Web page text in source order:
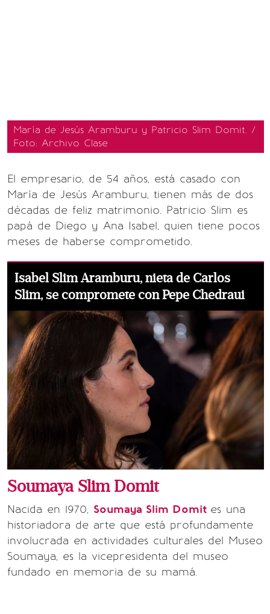
María de Jesús Aramburu y Patricio Slim Domit. /
Foto: Archivo Clase
El empresario, de 54 años, está casado con
María de Jesús Aramburu, tienen más de dos
décadas de feliz matrimonio. Patricio Slim es
papá de Diego y Ana Isabel, quien tiene pocos
meses de haberse comprometido.
Isabel Slim Aramburu, nieta de Carlos
Slim, se compromete con Pepe Chedraui
Soumaya Slim Domit
Nacida en 1970, Soumaya Slim Domit es una
historiadora de arte que está profundamente
involucrada en actividades culturales del Museo
Soumaya, es la vicepresidenta del museo
fundado en memoria de su mamá.